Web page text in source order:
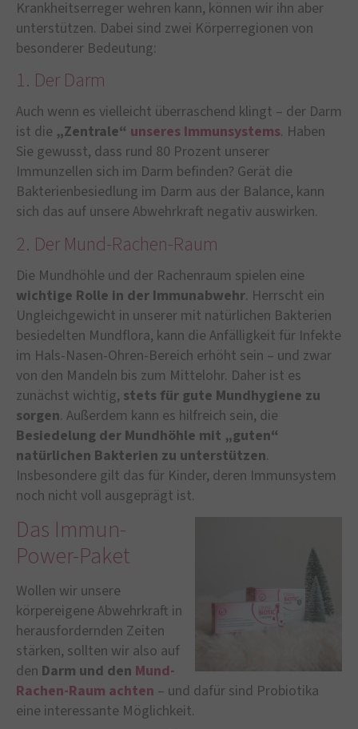
Krankheitserreger wehren kann, können wir ihn aber
unterstützen. Dabei sind zwei Körperregionen von
besonderer Bedeutung:
1. Der Darm
Auch wenn es vielleicht überraschend klingt – der Darm
ist die „Zentrale“ unseres Immunsystems. Haben
Sie gewusst, dass rund 80 Prozent unserer
Immunzellen sich im Darm befinden? Gerät die
Bakterienbesiedlung im Darm aus der Balance, kann
sich das auf unsere Abwehrkraft negativ auswirken.
2. Der Mund-Rachen-Raum
Die Mundhöhle und der Rachenraum spielen eine
wichtige Rolle in der Immunabwehr. Herrscht ein
Ungleichgewicht in unserer mit natürlichen Bakterien
besiedelten Mundflora, kann die Anfälligkeit für Infekte
im Hals-Nasen-Ohren-Bereich erhöht sein – und zwar
von den Mandeln bis zum Mittelohr. Daher ist es
zunächst wichtig, stets für gute Mundhygiene zu
sorgen. Außerdem kann es hilfreich sein, die
Besiedelung der Mundhöhle mit „guten“
natürlichen Bakterien zu unterstützen.
Insbesondere gilt das für Kinder, deren Immunsystem
noch nicht voll ausgeprägt ist.
Das Immun-
Power-Paket
Wollen wir unsere
körpereigene Abwehrkraft in
herausfordernden Zeiten
stärken, sollten wir also auf
den Darm und den Mund-
Rachen-Raum achten – und dafür sind Probiotika
eine interessante Möglichkeit.